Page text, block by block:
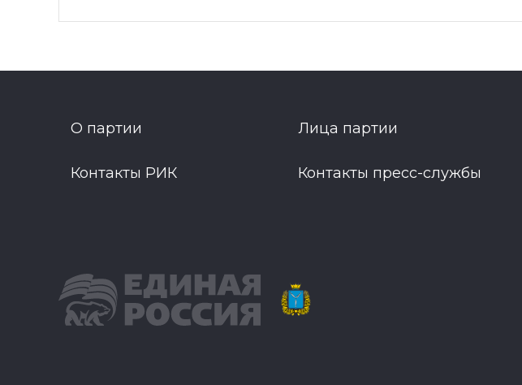
О партии Лица партии
Контакты РИК Контакты пресс-службы